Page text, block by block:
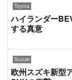
Toyota
ハイランダー
する真意
Suzuki
欧州スズキ新型